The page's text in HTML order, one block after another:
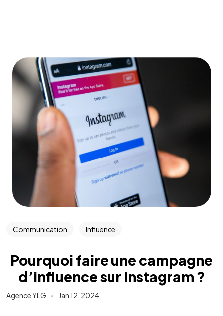
Communication Influence
Pourquoi faire une campagne
d’influence sur Instagram ?
Agence YLG Jan 12, 2024